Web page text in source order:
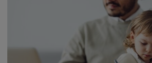
oplossingen
niet
andersom